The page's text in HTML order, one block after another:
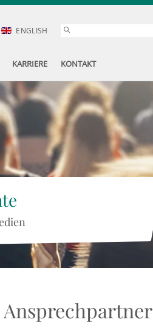
ENGLISH
KARRIERE KONTAKT
Ansprechpartner